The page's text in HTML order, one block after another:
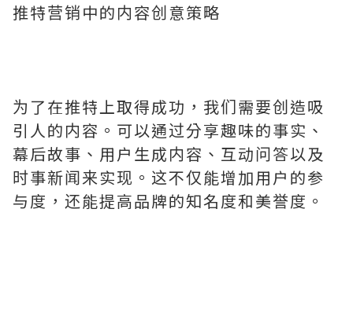
推特营销中的内容创意策略
为了在推特上取得成功，我们需要创造吸
引人的内容。可以通过分享趣味的事实、
幕后故事、用户生成内容、互动问答以及
时事新闻来实现。这不仅能增加用户的参
与度，还能提高品牌的知名度和美誉度。